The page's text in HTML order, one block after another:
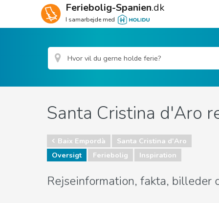
Feriebolig-Spanien.dk
I samarbejde med
Santa Cristina d'Aro
Baix Empordà
Santa Cristina d'Aro
Oversigt
Feriebolig Inspiration
Rejseinformation, fakta, billeder